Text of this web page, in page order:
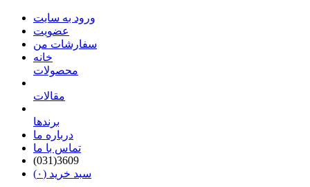
ورود به سایت
عضویت
سفارشات من
خانه
محصولات
مقالات
برندها
درباره ما
تماس با ما
(031)3609
سبد خرید (۰)